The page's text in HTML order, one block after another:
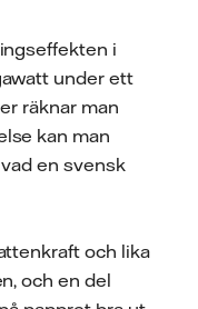
i
under ett
räknar man
kan man
en svensk
och lika
och en del